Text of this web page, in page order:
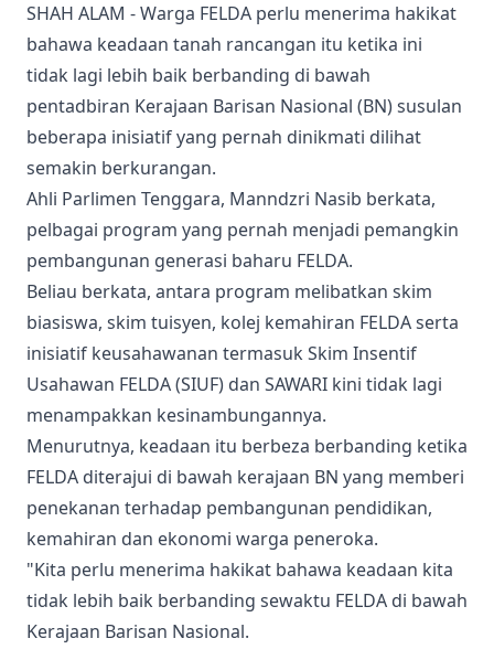
SHAH ALAM - Warga FELDA perlu menerima hakikat
bahawa keadaan tanah rancangan itu ketika ini
tidak lagi lebih baik berbanding di bawah
pentadbiran Kerajaan Barisan Nasional (BN) susulan
beberapa inisiatif yang pernah dinikmati dilihat
semakin berkurangan.
Ahli Parlimen Tenggara, Manndzri Nasib berkata,
pelbagai program yang pernah menjadi pemangkin
pembangunan generasi baharu FELDA.
Beliau berkata, antara program melibatkan skim
biasiswa, skim tuisyen, kolej kemahiran FELDA serta
inisiatif keusahawanan termasuk Skim Insentif
Usahawan FELDA (SIUF) dan SAWARI kini tidak lagi
menampakkan kesinambungannya.
Menurutnya, keadaan itu berbeza berbanding ketika
FELDA diterajui di bawah kerajaan BN yang memberi
penekanan terhadap pembangunan pendidikan,
kemahiran dan ekonomi warga peneroka.
"Kita perlu menerima hakikat bahawa keadaan kita
tidak lebih baik berbanding sewaktu FELDA di bawah
Kerajaan Barisan Nasional.